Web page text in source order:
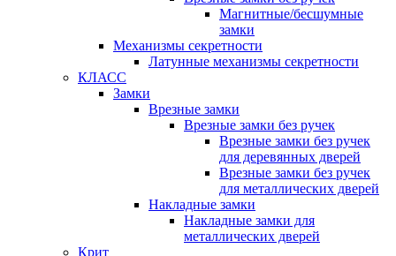
Магнитные/бесшумные
замки
Механизмы секретности
Латунные механизмы секретности
КЛАСС
Замки
Врезные замки
Врезные замки без ручек
Врезные замки без ручек
для деревянных дверей
Врезные замки без ручек
для металлических дверей
Накладные замки
Накладные замки для
металлических дверей
Крит